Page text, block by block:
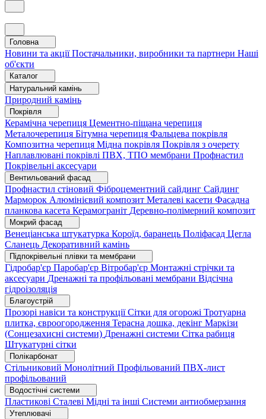
Головна
Новини та акціїПостачальники, виробники та партнери Наші
об'єкти
Каталог
Натуральний камінь
Природний камінь
Покрівля
Керамічна черепиця Цементно-піщана черепиця
Металочерепиця Бітумна черепиця Фальцева покрівля
Композитна черепиця Мідна покрівля Покрівля з очерету
Наплавлювані покрівлі ПВХ, ТПО мембрани Профнастил
Покрівельні аксесуари
Вентильований фасад
Профнастил стіновий Фіброцементний сайдинг Сайдинг
Марморок Алюмінієвий композит Металеві касети Фасадна
планкова касета Керамограніт Деревно-полімерний композит
Мокрий фасад
Венеціанська штукатурка Короїд, баранець Поліфасад Цегла
Сланець Декоративний камінь
Підпокрівельні плівки та мембрани
Гідробар'єр Паробар'єр Вітробар'єр Монтажні стрічки та
аксесуари Дренажні та профільовані мембрани Відсічна
гідроізоляція
Благоустрій
Прозорі навіси та конструкціїСітки для огорожі Тротуарна
плитка, євроогородження Терасна дошка, декінг Маркізи
(Сонцезахисні системи) Дренажні системи Сітка рабиця
Штукатурні сітки
Полікарбонат
Стільниковий Монолітний Профільований ПВХ-лист
профільований
Водостічні системи
Пластикові Сталеві Мідні та інші Системи антиобмерзання
Утеплювачі